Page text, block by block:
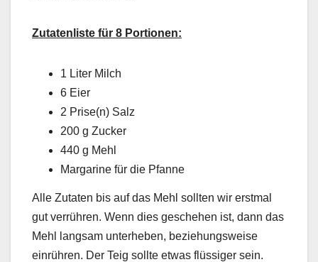
Zutatenliste für 8 Portionen:
1 Liter Milch
6 Eier
2 Prise(n) Salz
200 g Zucker
440 g Mehl
Margarine für die Pfanne
Alle Zutaten bis auf das Mehl sollten wir erstmal
gut verrühren. Wenn dies geschehen ist, dann das
Mehl langsam unterheben, beziehungsweise
einrühren. Der Teig sollte etwas flüssiger sein.